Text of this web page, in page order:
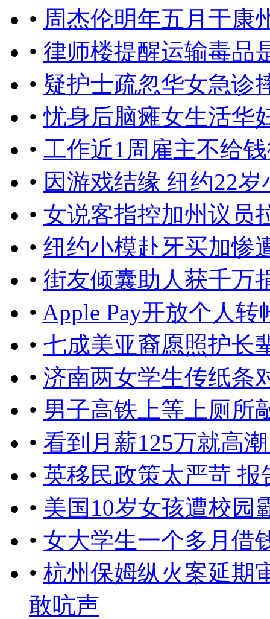
• 周杰伦明年五月于康
• 律师楼提醒运输毒品
• 疑护士疏忽华女急诊
•忧身后脑瘫女生活华
• 工作近1周雇主不给
• 因游戏结缘 纽约22
• 女说客指控加州议员
• 纽约小模赴牙买加
• 街友倾囊助人获千万
• Apple Pay开放个人
• 七成美亚裔愿照护长
• 济南两女学生传纸条
• 男子高铁上等上厕所
• 看到月薪125万就高
• 英移民政策太严苛
• 美国10岁女孩遭校园
• 女大学生一个多月借
• 杭州保姆纵火案延期
敢吭声